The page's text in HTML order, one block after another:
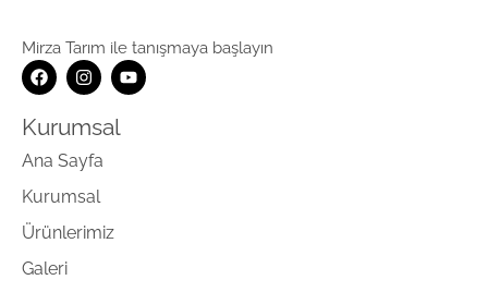
Mirza Tarım ile tanışmaya başlayın
Kurumsal
Ana Sayfa
Kurumsal
Ürünlerimiz
Galeri